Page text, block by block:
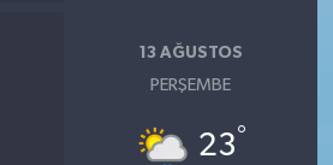
13 AĞUSTOS
PERŞEMBE
23°